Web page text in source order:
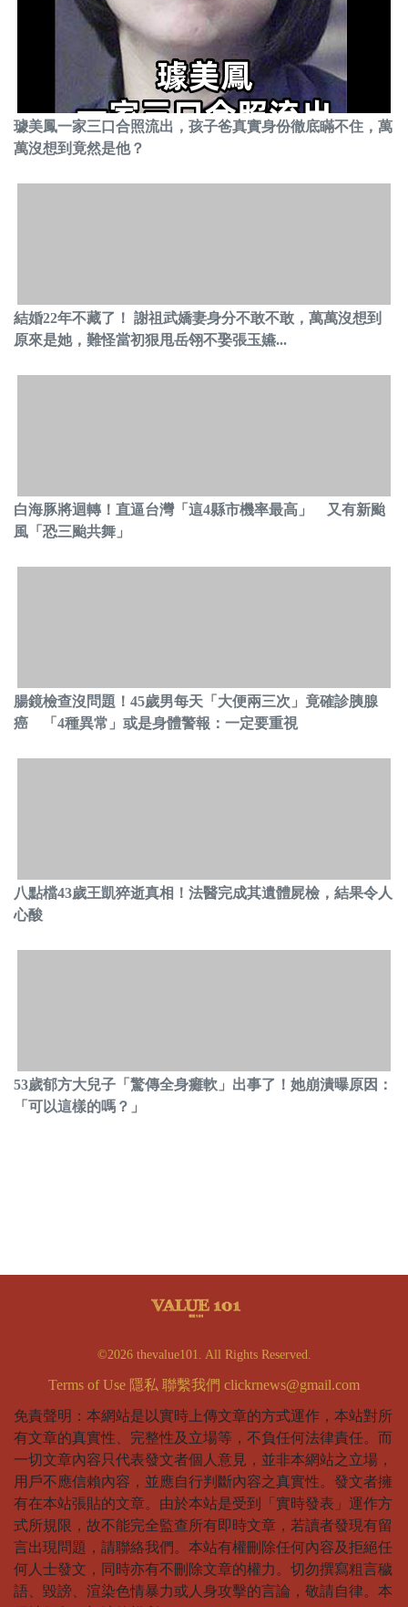
璩美鳳一家三口合照流出，孩子爸真實身份徹底瞞不住，萬
萬沒想到竟然是他？
結婚22年不藏了！ 謝祖武嬌妻身分不敢不敢，萬萬沒想到
原來是她，難怪當初狠甩岳翎不娶張玉嬿...
白海豚將迴轉！直逼台灣「這4縣市機率最高」 又有新颱
風「恐三颱共舞」
腸鏡檢查沒問題！45歲男每天「大便兩三次」竟確診胰腺
癌 「4種異常」或是身體警報：一定要重視
八點檔43歲王凱猝逝真相！法醫完成其遺體屍檢，結果令人
心酸
53歲郁方大兒子「驚傳全身癱軟」出事了！她崩潰曝原因：
「可以這樣的嗎？」
©2026 thevalue101. All Rights Reserved.
Terms of Use 隱私 聯繫我們 clickrnews@gmail.com
免責聲明：本網站是以實時上傳文章的方式運作，本站對所
有文章的真實性、完整性及立場等，不負任何法律責任。而
一切文章內容只代表發文者個人意見，並非本網站之立場，
用戶不應信賴內容，並應自行判斷內容之真實性。發文者擁
有在本站張貼的文章。由於本站是受到「實時發表」運作方
式所規限，故不能完全監查所有即時文章，若讀者發現有留
言出現問題，請聯絡我們。本站有權刪除任何內容及拒絕任
何人士發文，同時亦有不刪除文章的權力。切勿撰寫粗言穢
語、毀謗、渲染色情暴力或人身攻擊的言論，敬請自律。本